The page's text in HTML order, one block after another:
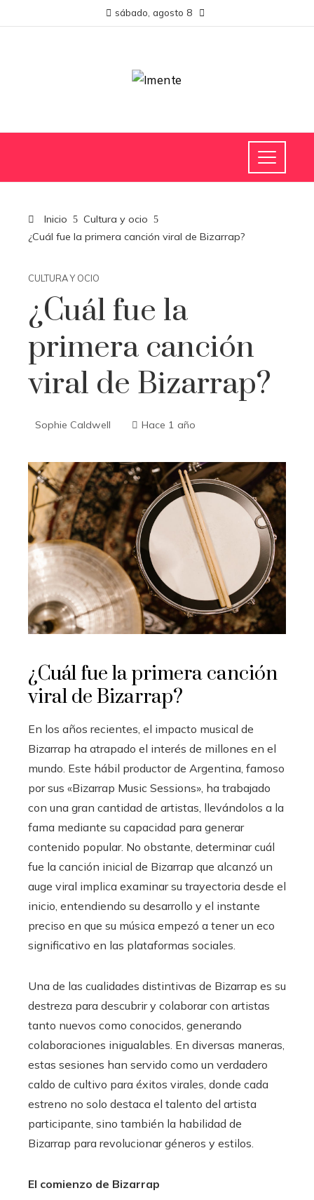
sábado, agosto 8
Inicio
Cultura y ocio
¿Cuál fue la primera canción viral de Bizarrap?
CULTURA Y OCIO
¿Cuál fue la
primera canción
viral de Bizarrap?
Sophie Caldwell Hace 1 año
¿Cuál fue la primera canción
viral de Bizarrap?
En los años recientes, el impacto musical de
Bizarrap ha atrapado el interés de millones en el
mundo. Este hábil productor de Argentina, famoso
por sus «Bizarrap Music Sessions», ha trabajado
con una gran cantidad de artistas, llevándolos a la
fama mediante su capacidad para generar
contenido popular. No obstante, determinar cuál
fue la canción inicial de Bizarrap que alcanzó un
auge viral implica examinar su trayectoria desde el
inicio, entendiendo su desarrollo y el instante
preciso en que su música empezó a tener un eco
significativo en las plataformas sociales.
Una de las cualidades distintivas de Bizarrap es su
destreza para descubrir y colaborar con artistas
tanto nuevos como conocidos, generando
colaboraciones inigualables. En diversas maneras,
estas sesiones han servido como un verdadero
caldo de cultivo para éxitos virales, donde cada
estreno no solo destaca el talento del artista
participante, sino también la habilidad de
Bizarrap para revolucionar géneros y estilos.
El comienzo de Bizarrap